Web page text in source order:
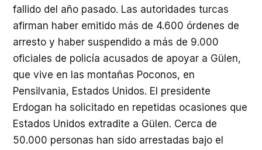
fallido del año pasado. Las autoridades turcas
afirman haber emitido más de 4.600 órdenes de
arresto y haber suspendido a más de 9.000
oficiales de policía acusados de apoyar a Gülen,
que vive en las montañas Poconos, en
Pensilvania, Estados Unidos. El presidente
Erdogan ha solicitado en repetidas ocasiones que
Estados Unidos extradite a Gülen. Cerca de
50.000 personas han sido arrestadas bajo el